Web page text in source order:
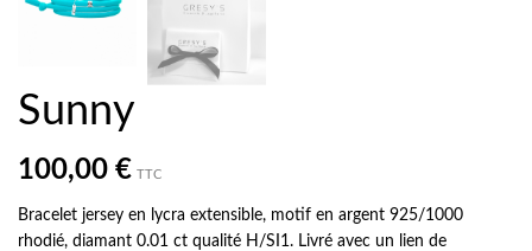
Sunny
100,00 € TTC
Bracelet jersey en lycra extensible, motif en argent 925/1000
rhodié, diamant 0.01 ct qualité H/SI1. Livré avec un lien de